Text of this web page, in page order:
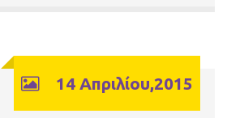
14 Απριλίου,2015